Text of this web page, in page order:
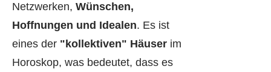
Netzwerken, Wünschen,
Hoffnungen und Idealen. Es ist
eines der "kollektiven" Häuser im
Horoskop, was bedeutet, dass es